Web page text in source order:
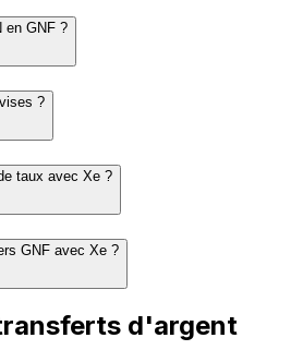
en GNF ?
?
taux avec Xe ?
GNF avec Xe ?
d'argent